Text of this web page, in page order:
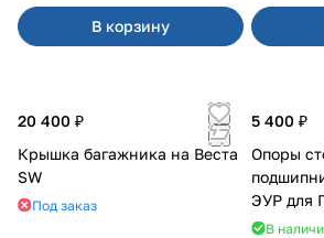
В корзину
20 400 ₽
Крышка багажника на Веста
SW
Под заказ
5 400 ₽
Опоры
ЭУР для Гранта, Калина 2,
Datsun
В